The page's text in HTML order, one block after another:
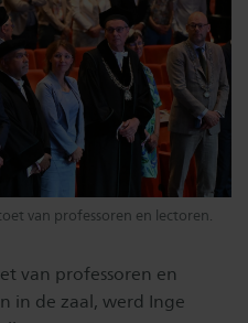
van professoren en lectoren.
van professoren en
in de zaal, werd Inge